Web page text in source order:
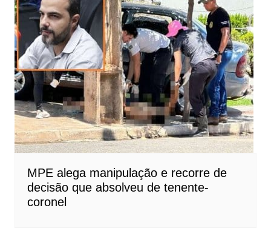
MPE alega manipulação e recorre de
decisão que absolveu de tenente-
coronel